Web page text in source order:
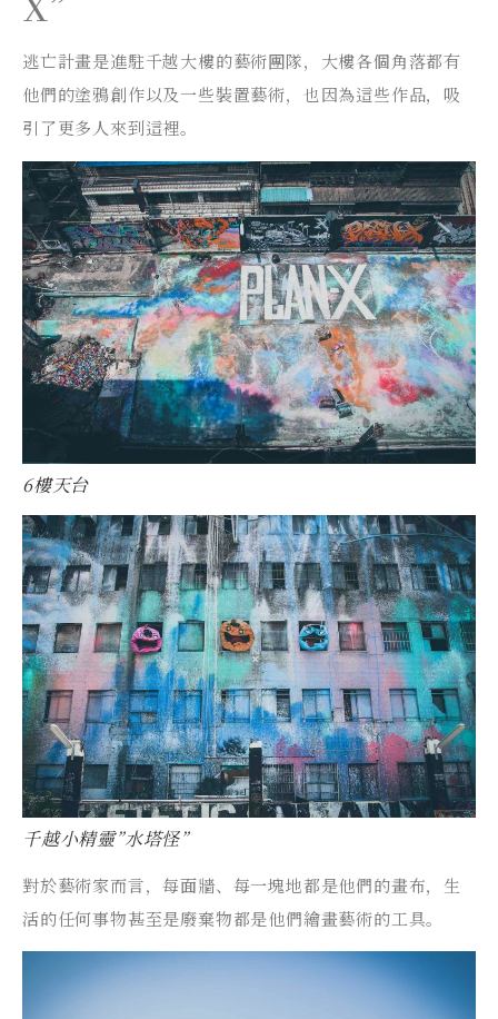
逃亡計畫是進駐千越大樓的藝術團隊，大樓各個角落都有
他們的塗鴉創作以及一些裝置藝術，也因為這些作品，吸
引了更多人來到這裡。
6樓天台
千越小精靈”水塔怪”
對於藝術家而言，每面牆、每一塊地都是他們的畫布，生
活的任何事物甚至是廢棄物都是他們繪畫藝術的工具。